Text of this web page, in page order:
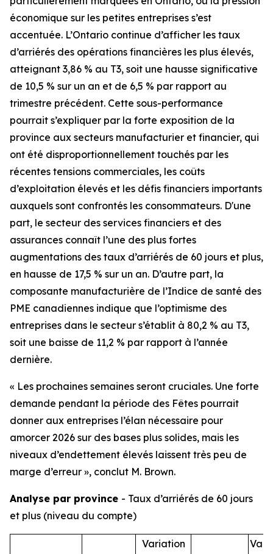
économique sur les petites entreprises s’est
accentuée. L’Ontario continue d’afficher les taux
d’arriérés des opérations financières les plus élevés,
atteignant 3,86 % au T3, soit une hausse significative
de 10,5 % sur un an et de 6,5 % par rapport au
trimestre précédent. Cette sous-performance
pourrait s’expliquer par la forte exposition de la
province aux secteurs manufacturier et financier, qui
ont été disproportionnellement touchés par les
récentes tensions commerciales, les coûts
d’exploitation élevés et les défis financiers importants
auxquels sont confrontés les consommateurs. D'une
part, le secteur des services financiers et des
assurances connaît l’une des plus fortes
augmentations des taux d’arriérés de 60 jours et plus,
en hausse de 17,5 % sur un an. D’autre part, la
composante manufacturière de l’Indice de santé des
PME canadiennes indique que l’optimisme des
entreprises dans le secteur s’établit à 80,2 % au T3,
soit une baisse de 11,2 % par rapport à l’année
dernière.
« Les prochaines semaines seront cruciales. Une forte
demande pendant la période des Fêtes pourrait
donner aux entreprises l’élan nécessaire pour
amorcer 2026 sur des bases plus solides, mais les
niveaux d’endettement élevés laissent très peu de
marge d’erreur », conclut M. Brown.
Analyse par province - Taux d’arriérés de 60 jours
et plus (niveau du compte)
Variation